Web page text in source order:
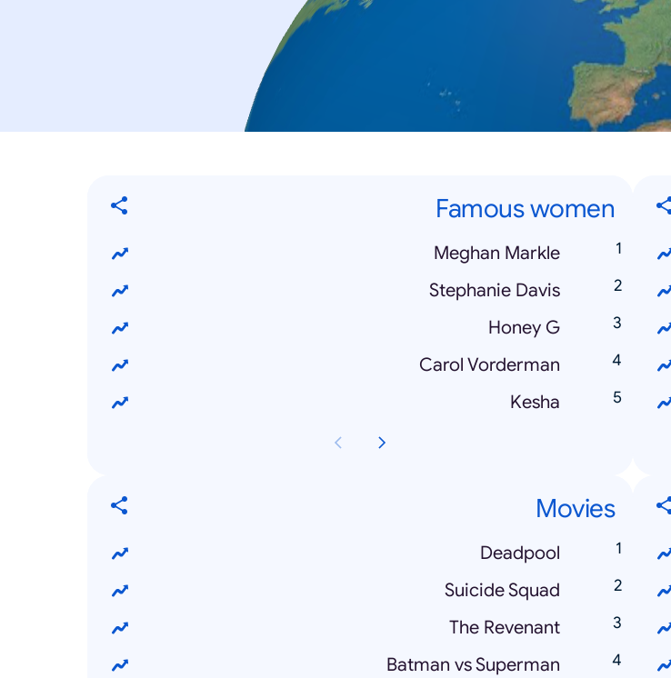
Famous women
Meghan Markle
Stephanie Davis
Honey G
Carol Vorderman
Kesha
Movies
Deadpool
Suicide Squad
The Revenant
Batman vs Superman